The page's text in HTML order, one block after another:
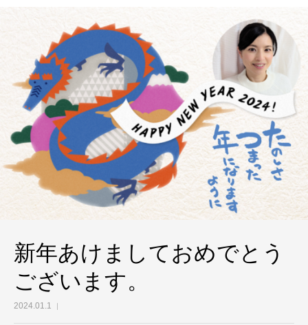
新年あけましておめでとう
ございます。
2024.01.1